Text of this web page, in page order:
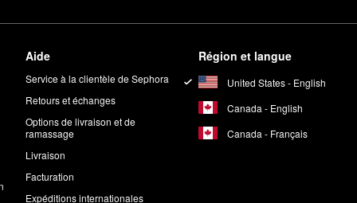
cinq minutes. Ensuite, vous devriez passer à une utilisation deux à
la base gel. Faites glisser l’
appareilvers le haut en exerçant
votre mâchoire, vos joues et votre cou. Massez l’excès de formule
Aide
Service à la clientèle de Sephora
Retours et échanges
Options de livraison et de
ramassage
Livraison
Facturation
Expéditions internationales
Région et langue
United States - English
Canada - English
Canada - Français